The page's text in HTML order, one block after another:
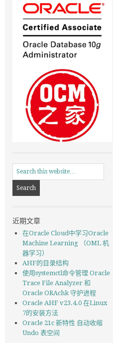
近期文章
在Oracle Cloud中学习Oracle
Machine Learning （OML 机
器学习）
AHF的目录结构
使用systemctl命令管理 Oracle
Trace File Analyzer 和
Oracle ORAchk 守护进程
Oracle AHF v23.4.0 在Linux
7的安装方法
Oracle 21c 新特性 自动收缩
Undo 表空间